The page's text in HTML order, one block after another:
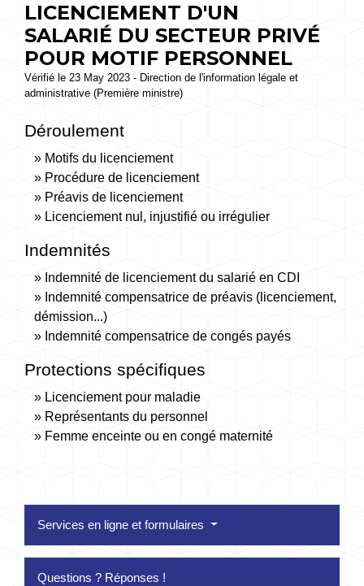
LICENCIEMENT D'UN
SALARIÉ DU SECTEUR PRIVÉ
POUR MOTIF PERSONNEL
Vérifié le 23 May 2023 - Direction de l'information légale et
administrative (Première ministre)
Déroulement
Motifs du licenciement
Procédure de licenciement
Préavis de licenciement
Licenciement nul, injustifié ou irrégulier
Indemnités
Indemnité de licenciement du salarié en CDI
Indemnité compensatrice de préavis (licenciement,
démission...)
Indemnité compensatrice de congés payés
Protections spécifiques
Licenciement pour maladie
Représentants du personnel
Femme enceinte ou en congé maternité
Services en ligne et formulaires
Questions ? Réponses !